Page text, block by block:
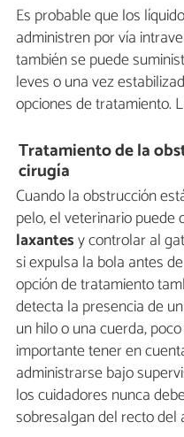
Es probable que los
administren por vía
también se puede
leves o una vez
opciones de tratamiento.
Tratamiento de la
cirugía
Cuando la obstrucción
pelo, el veterinario puede
laxantesy controlar al
si expulsa la bola antes
opción de tratamiento
detecta la presencia de
un hilo o una cuerda,
importante tener en
administrarse bajo
los cuidadores nunca
sobresalgan del recto del